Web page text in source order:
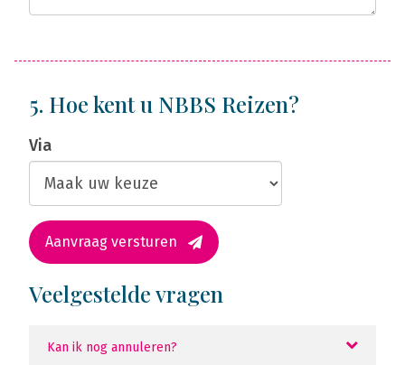
5. Hoe kent u NBBS Reizen?
Via
Aanvraag versturen
Veelgestelde vragen
Kan ik nog annuleren?